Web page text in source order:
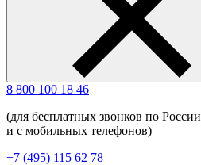
8 800 100 18 46
(для бесплатных звонков по России
и с мобильных телефонов)
+7 (495) 115 62 78